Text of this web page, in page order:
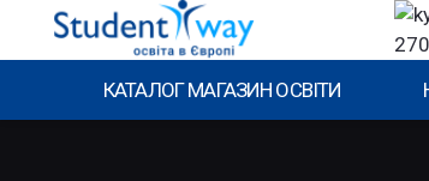
КАТАЛОГ МАГАЗИН ОСВІТИ